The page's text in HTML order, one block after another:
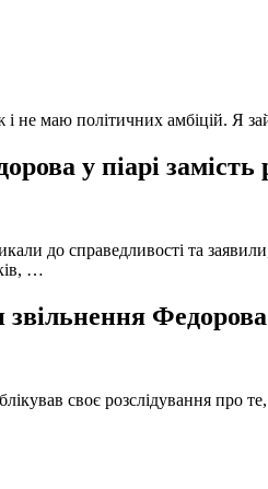
і не маю політичних амбіцій.
у піарі
до справедливості та
…
звільнення Федорова
своє розслідування